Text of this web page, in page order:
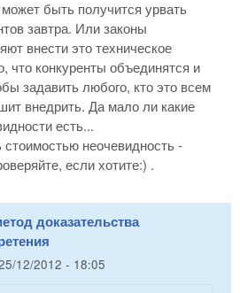
быть получится урвать
завтра. Или законы
внести это техническое
что конкуренты объединятся и
задавить любого, кто это всем
внедрить. Да мало ли какие
есть...
неочевидность -
если хотите:) .
доказательства
12/2012 - 18:05